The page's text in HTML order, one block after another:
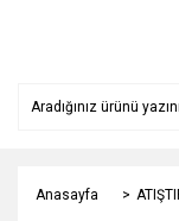
Anasayfa